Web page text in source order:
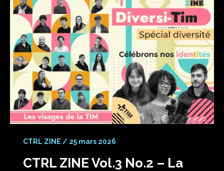
CTRL ZINE / 25 mars 2026
CTRL ZINE Vol.3 No.2 – La